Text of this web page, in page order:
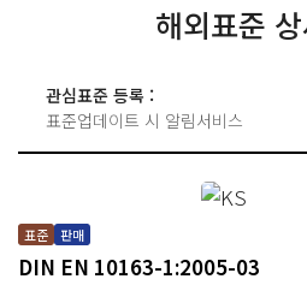
해외표준
관심표준 등록 :
표준업데이트 시 알림서비스
표준 판매
DIN EN 10163-1:2005-03